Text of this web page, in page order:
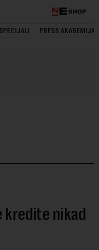
SHOP
SPECIJALI PRESS AKADEMIJA
kredite nikad